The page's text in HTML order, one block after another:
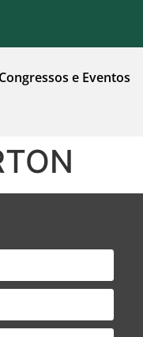
Congressos e Eventos